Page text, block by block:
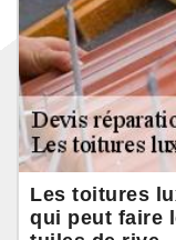
Les toitures
qui peut faire